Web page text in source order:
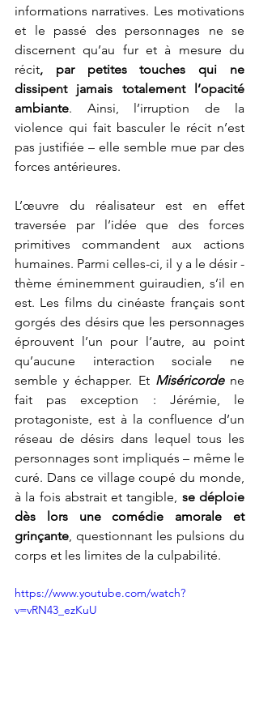
informations narratives. Les motivations
et le passé des personnages ne se
discernent qu’au fur et à mesure du
récit, par petites touches qui ne
dissipent jamais totalement l’opacité
ambiante. Ainsi, l’irruption de la
violence qui fait basculer le récit n’est
pas justifiée – elle semble mue par des
forces antérieures.
L’œuvre du réalisateur est en effet
traversée par l’idée que des forces
primitives commandent aux actions
humaines. Parmi celles-ci, il y a le désir -
thème éminemment guiraudien, s’il en
est. Les films du cinéaste français sont
gorgés des désirs que les personnages
éprouvent l’un pour l’autre, au point
qu’aucune interaction sociale ne
semble y échapper. Et Miséricorde ne
fait pas exception : Jérémie, le
protagoniste, est à la confluence d’un
réseau de désirs dans lequel tous les
personnages sont impliqués – même le
curé. Dans ce village coupé du monde,
à la fois abstrait et tangible, se déploie
dès lors une comédie amorale et
grinçante, questionnant les pulsions du
corps et les limites de la culpabilité.
https://www.youtube.com/watch?
v=vRN43_ezKuU